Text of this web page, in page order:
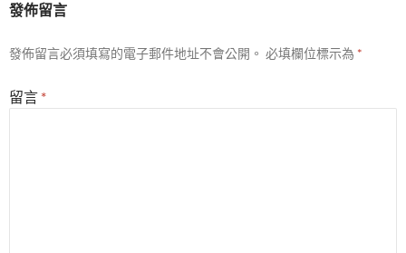
發佈留言
發佈留言必須填寫的電子郵件地址不會公開。 必填欄位標示為 *
留言 *